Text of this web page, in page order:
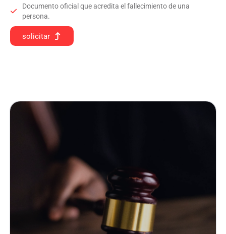
Documento oficial que acredita el fallecimiento de una
persona.
solicitar